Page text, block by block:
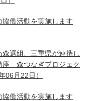
働活動を実施します
選組、三重県が連携し
座 森つなぎプロジェク
06月22日）
働活動を実施します